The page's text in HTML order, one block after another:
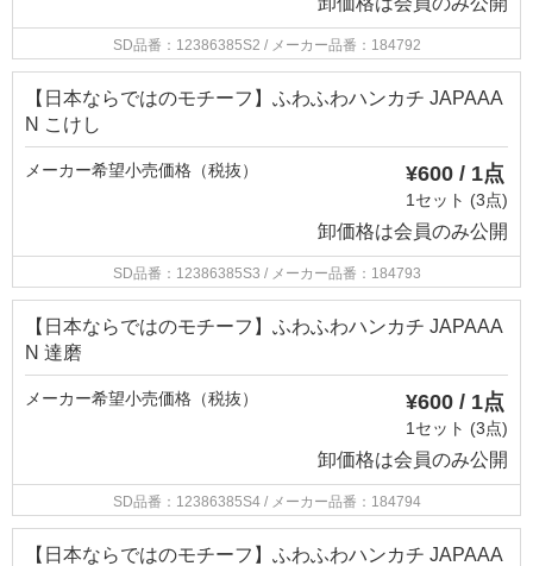
SD品番：12386385S2 / メーカー品番：184792
【日本ならではのモチーフ】ふわふわハンカチ JAPAAA
N こけし
メーカー希望小売価格（税抜） ¥600 / 1点
1セット (3点)
卸価格は会員のみ公開
SD品番：12386385S3 / メーカー品番：184793
【日本ならではのモチーフ】ふわふわハンカチ JAPAAA
N 達磨
メーカー希望小売価格（税抜） ¥600 / 1点
1セット (3点)
卸価格は会員のみ公開
SD品番：12386385S4 / メーカー品番：184794
【日本ならではのモチーフ】ふわふわハンカチ JAPAAA